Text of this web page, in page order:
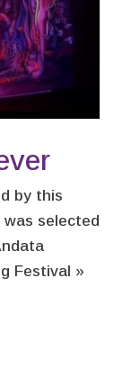
by this
selected
Festival »